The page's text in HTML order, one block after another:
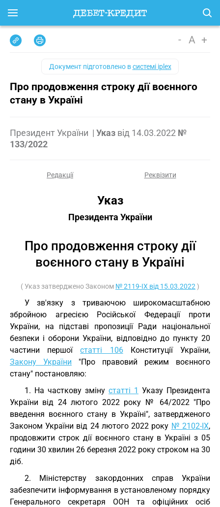
- A +
Документ підготовлено всистемі iplex
Про продовження строку дії воєнного
стану в Україні
Президент України | Указ від 14.03.2022 №
133/2022
Редакції Реквізити
Указ
Президента України
Про продовження строку дії
воєнного стану в Україні
( Указ затверджено Законом № 2119-IX від 15.03.2022 )
У зв'язку з триваючою широкомасштабною
збройною агресією Російської Федерації проти
України, на підставі пропозиції Ради національної
безпеки і оборони України, відповідно до пункту 20
частини першоїстатті 106Конституції України,
Закону України "Про правовий режим воєнного
стану" постановляю:
1. На часткову зміну статті 1 Указу Президента
України від 24 лютого 2022 року № 64/2022 "Про
введення воєнного стану в Україні", затвердженого
Законом України від 24 лютого 2022 року № 2102-IX,
продовжити строк дії воєнного стану в Україні з 05
години 30 хвилин 26 березня 2022 року строком на 30
діб.
2. Міністерству закордонних справ України
забезпечити інформування в установленому порядку
Генерального секретаря ООН та офіційних осіб